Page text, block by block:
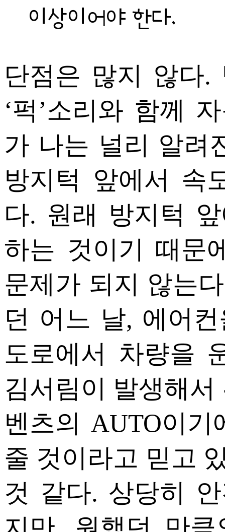
이상이어야 한다.
단점은 많지 않다.
‘퍽’소리와 함께
가 나는 널리 알려
방지턱 앞에서 속
다. 원래 방지턱
하는 것이기 때문
문제가 되지 않는
던 어느 날, 에어
도로에서 차량을
김서림이 발생해
벤츠의 AUTO이
줄 것이라고 믿고
것 같다. 상당히